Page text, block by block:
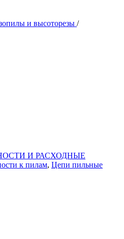
и высоторезы /
И РАСХОДНЫЕ
к пилам, Цепи пильные